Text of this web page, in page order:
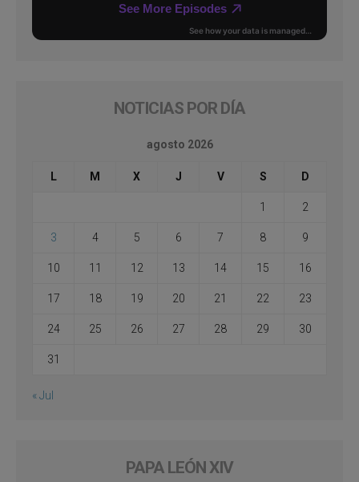
NOTICIAS POR DÍA
agosto 2026
L M X J V S D
1 2
3 4 5 6 7 8 9
10 11 12 13 14 15 16
17 18 19 20 21 22 23
24 25 26 27 28 29 30
31
« Jul
PAPA LEÓN XIV